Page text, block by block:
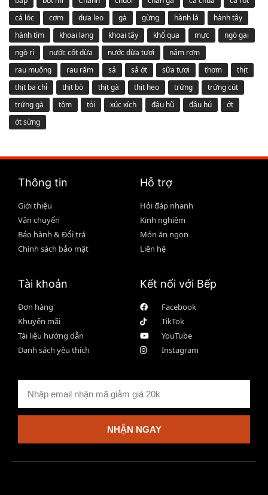
cá lóc
cơm dưa leo gà gừng hành lá
hành tây
hành tím
khoai lang khoai tây khổ qua mực
ngò gai
ngò rí
nước cốt dừa nước dừa tươi
nấm rơm
rau muống
rau răm sả sả ớt sữa tươi thơm
thịt
thịt ba chỉ
thịt bò thịt gà thịt heo trứng
trứng cút
trứng gà
tôm tỏi xúc xích đậu hũ đậu hủ
ớt
ớt sừng
Thông tin
Giới thiệu
Vận chuyển
Bảo hành & Đổi trả
Chính sách bảo mật
Hỗ trợ
Hỏi đáp nhanh
Kinh nghiệm
Món ăn ngon
Liên hệ
Tài khoản
Đơn hàng
Khuyến mãi
Tài liệu hướng dẫn
Danh sách yêu thích
Kết nối với Bếp
Facebook
TikTok
YouTube
Instagram
NHẬN NGAY